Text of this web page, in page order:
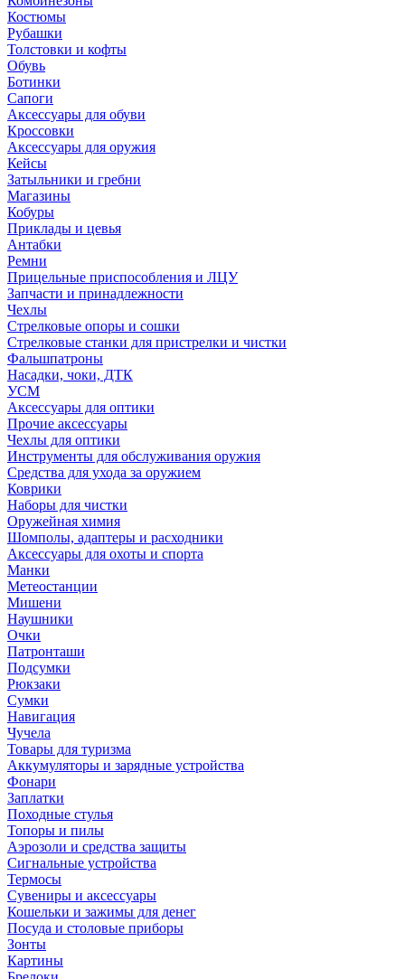
Костюмы
Рубашки
Толстовки и кофты
Обувь
Ботинки
Сапоги
Аксессуары для обуви
Кроссовки
Аксессуары для оружия
Кейсы
Затыльники и гребни
Магазины
Кобуры
Приклады и цевья
Антабки
Ремни
Прицельные приспособления и ЛЦУ
Запчасти и принадлежности
Чехлы
Стрелковые опоры и сошки
Стрелковые станки для пристрелки и чистки
Фальшпатроны
Насадки, чоки, ДТК
УСМ
Аксессуары для оптики
Прочие аксессуары
Чехлы для оптики
Инструменты для обслуживания оружия
Средства для ухода за оружием
Коврики
Наборы для чистки
Оружейная химия
Шомполы, адаптеры и расходники
Аксессуары для охоты и спорта
Манки
Метеостанции
Мишени
Наушники
Очки
Патронташи
Подсумки
Рюкзаки
Сумки
Навигация
Чучела
Товары для туризма
Аккумуляторы и зарядные устройства
Фонари
Заплатки
Походные стулья
Топоры и пилы
Аэрозоли и средства защиты
Сигнальные устройства
Термосы
Сувениры и аксессуары
Кошельки и зажимы для денег
Посуда и столовые приборы
Зонты
Картины